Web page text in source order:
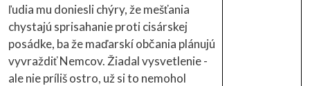
ľudia mu doniesli chýry, že mešťania
chystajú sprisahanie proti cisárskej
posádke, ba že maďarskí občania plánujú
vyvraždiť Nemcov. Žiadal vysvetlenie -
ale nie príliš ostro, už si to nemohol